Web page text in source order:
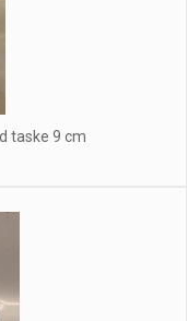
taske 9 cm